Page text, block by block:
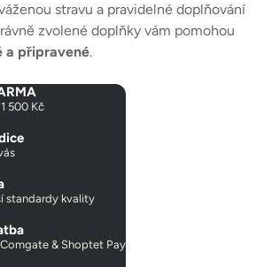
stravu a pravidelné doplňování
zvolené doplňky vám pomohou
a připravené.
500 Kč
standardy kvality
& Shoptet Pay